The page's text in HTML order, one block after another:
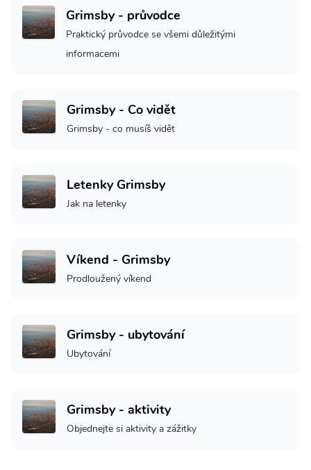
Grimsby - průvodce
Praktický průvodce se všemi důležitými
informacemi
Grimsby - Co vidět
Grimsby - co musíš vidět
Letenky Grimsby
Jak na letenky
Víkend - Grimsby
Prodloužený víkend
Grimsby - ubytování
Ubytování
Grimsby - aktivity
Objednejte si aktivity a zážitky